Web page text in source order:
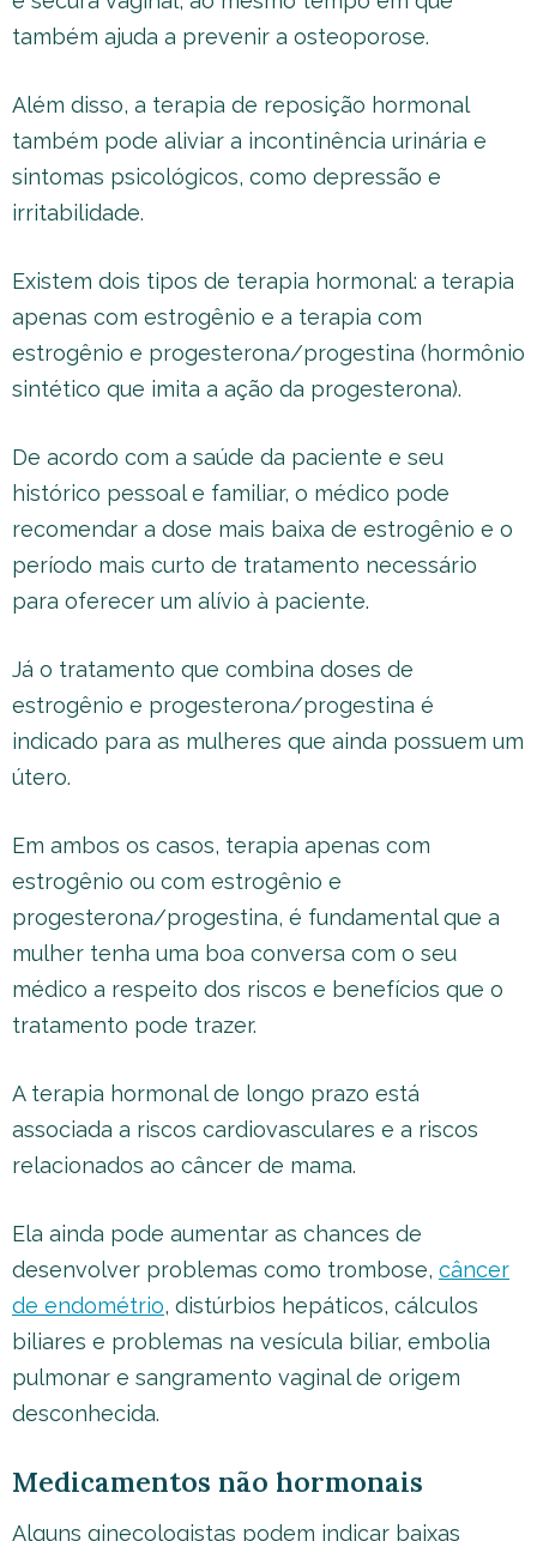
também ajuda a prevenir a osteoporose.
Além disso, a terapia de reposição hormonal
também pode aliviar a incontinência urinária e
sintomas psicológicos, como depressão e
irritabilidade.
Existem dois tipos de terapia hormonal: a terapia
apenas com estrogênio e a terapia com
estrogênio e progesterona/progestina (hormônio
sintético que imita a ação da progesterona).
De acordo com a saúde da paciente e seu
histórico pessoal e familiar, o médico pode
recomendar a dose mais baixa de estrogênio e o
período mais curto de tratamento necessário
para oferecer um alívio à paciente.
Já o tratamento que combina doses de
estrogênio e progesterona/progestina é
indicado para as mulheres que ainda possuem um
útero.
Em ambos os casos, terapia apenas com
estrogênio ou com estrogênio e
progesterona/progestina, é fundamental que a
mulher tenha uma boa conversa com o seu
médico a respeito dos riscos e benefícios que o
tratamento pode trazer.
A terapia hormonal de longo prazo está
associada a riscos cardiovasculares e a riscos
relacionados ao câncer de mama.
Ela ainda pode aumentar as chances de
desenvolver problemas como trombose, câncer
de endométrio, distúrbios hepáticos, cálculos
biliares e problemas na vesícula biliar, embolia
pulmonar e sangramento vaginal de origem
desconhecida.
Medicamentos não hormonais
Alguns ginecologistas podem indicar baixas